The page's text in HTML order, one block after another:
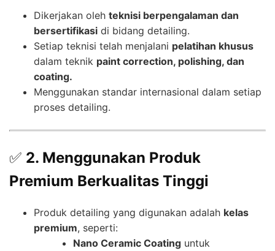
Dikerjakan oleh teknisi berpengalaman dan
bersertifikasi di bidang detailing.
Setiap teknisi telah menjalani pelatihan khusus
dalam teknik paint correction, polishing, dan
coating.
Menggunakan standar internasional dalam setiap
proses detailing.
✅ 2. Menggunakan Produk
Premium Berkualitas Tinggi
Produk detailing yang digunakan adalah kelas
premium, seperti:
Nano Ceramic Coating untuk